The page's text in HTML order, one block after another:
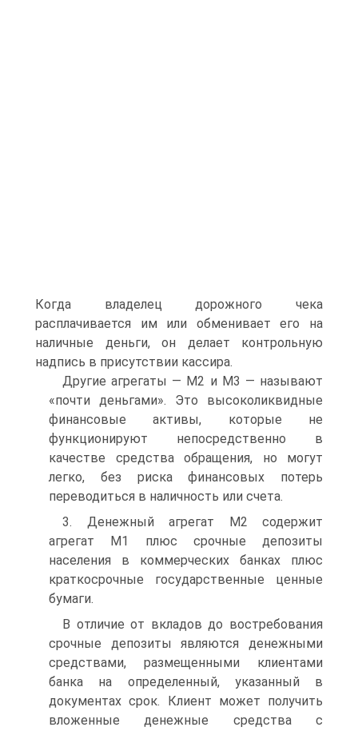
Когда владелец дорожного чека
расплачивается им или обменивает его на
наличные деньги, он делает контрольную
надпись в присутствии кассира.
Другие агрегаты — М2 и М3 — называют
«почти деньгами». Это высоколиквидные
финансовые активы, которые не
функционируют непосредственно в
качестве средства обращения, но могут
легко, без риска финансовых потерь
переводиться в наличность или счета.
3. Денежный агрегат М2 содержит
агрегат М1 плюс срочные депозиты
населения в коммерческих банках плюс
краткосрочные государственные ценные
бумаги.
В отличие от вкладов до востребования
срочные депозиты являются денежными
средствами, размещенными клиентами
банка на определенный, указанный в
документах срок. Клиент может получить
вложенные денежные средства с